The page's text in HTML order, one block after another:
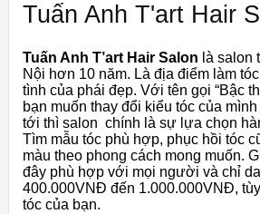
Tuấn Anh T'art Hair
Tuấn Anh T’art Hair Salon là salon
Nội hơn 10 năm. Là địa điểm làm
tình của phái đẹp. Với tên gọi “Bậc
bạn muốn thay đổi kiểu tóc của
tới thì salon chính là sự lựa chọn
Tìm mẫu tóc phù hợp, phục hồi tóc
màu theo phong cách mong muốn.
đây phù hợp với mọi người và chỉ
400.000VNĐ đến 1.000.000VNĐ,
tóc của bạn.